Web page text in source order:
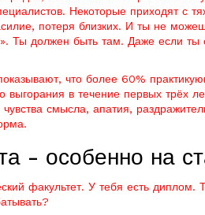
Некоторые приходят с
потеря близких. И ты не
Ты должен быть там. Даже если ты
что более 60%
выгорания в течение первых трёх
смысла, апатия,
- особенно на
факультет. У тебя есть диплом.